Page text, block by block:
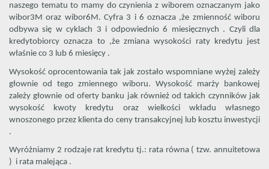
naszego tematu to mamy do czynienia z wiborem oznaczanym jako
wibor3M oraz wibor6M. Cyfra 3 i 6 oznacza ,że zmienność wiboru
odbywa się w cyklach 3 i odpowiednio 6 miesięcznych . Czyli dla
kredytobiorcy oznacza to ,że zmiana wysokości raty kredytu jest
właśnie co 3 lub 6 miesięcy .
Wysokość oprocentowania tak jak zostało wspomniane wyżej zależy
głownie od tego zmiennego wiboru. Wysokość marży bankowej
zależy głownie od oferty banku jak również od takich czynników jak
wysokość kwoty kredytu oraz wielkości wkładu własnego
wnoszonego przez klienta do ceny transakcyjnej lub kosztu inwestycji
.
Wyróżniamy 2 rodzaje rat kredytu tj.: rata równa ( tzw. annuitetowa
) i rata malejąca .